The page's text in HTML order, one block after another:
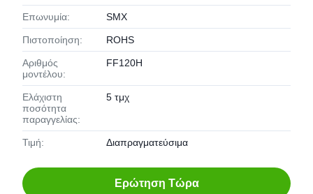
Επωνυμία: SMX
Πιστοποίηση: ROHS
Αριθμός
μοντέλου:
FF120H
Ελάχιστη
ποσότητα
παραγγελίας:
5 τμχ
Τιμή: Διαπραγματεύσιμα
Ερώτηση Τώρα